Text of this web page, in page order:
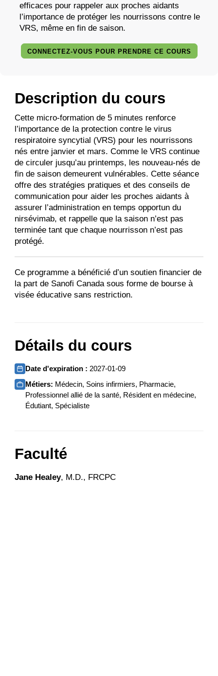
Description du cours
Cette micro-formation de 5 minutes renforce
l’importance de la protection contre le virus
respiratoire syncytial (VRS) pour les nourrissons
nés entre janvier et mars. Comme le VRS continue
de circuler jusqu’au printemps, les nouveau-nés de
fin de saison demeurent vulnérables. Cette séance
offre des stratégies pratiques et des conseils de
communication pour aider les proches aidants à
assurer l’administration en temps opportun du
nirsévimab, et rappelle que la saison n’est pas
terminée tant que chaque nourrisson n’est pas
protégé.
Ce programme a bénéficié d’un soutien financier de
la part de Sanofi Canada sous forme de bourse à
visée éducative sans restriction.
Détails du cours
Date d'expiration : 2027-01-09
Métiers: Médecin, Soins infirmiers, Pharmacie,
Professionnel allié de la santé, Résident en médecine,
Édutiant, Spécialiste
Faculté
Jane Healey, M.D., FRCPC
efficaces pour rappeler aux proches aidants
l’importance de protéger les nourrissons contre le
VRS, même en fin de saison.
CONNECTEZ-VOUS POUR PRENDRE CE COURS